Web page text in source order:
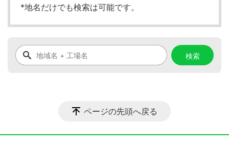
*地名だけでも検索は可能です。
ページの先頭へ戻る